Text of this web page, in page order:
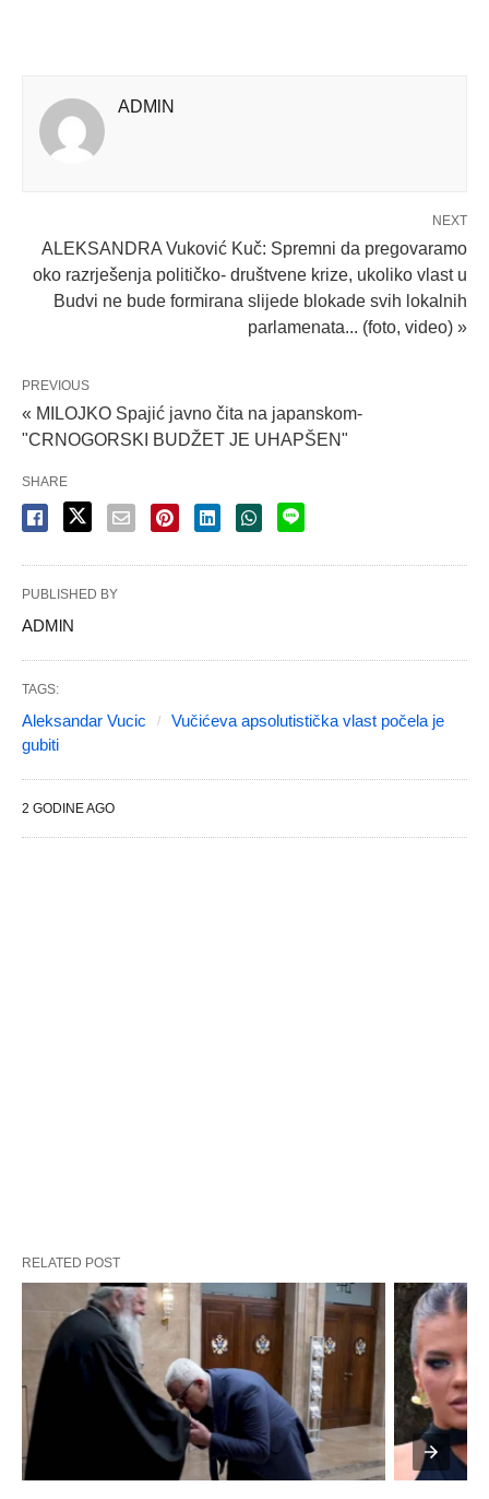
ADMlN
NEXT
ALEKSANDRA Vuković Kuč: Spremni da pregovaramo
oko razrješenja političko- društvene krize, ukoliko vlast u
Budvi ne bude formirana slijede blokade svih lokalnih
parlamenata... (foto, video) »
PREVIOUS
« MILOJKO Spajić javno čita na japanskom-
"CRNOGORSKI BUDŽET JE UHAPŠEN"
SHARE
PUBLISHED BY
ADMlN
TAGS:
Aleksandar Vucic
Vučićeva apsolutistička vlast počela je
gubiti
2 GODINE AGO
RELATED POST